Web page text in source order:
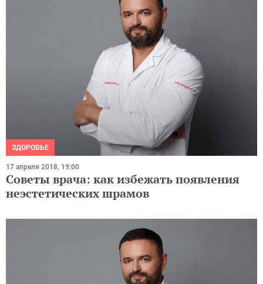
ЗДОРОВЬЕ
17 апреля 2018, 19:00
Советы врача: как избежать появления
неэстетических шрамов